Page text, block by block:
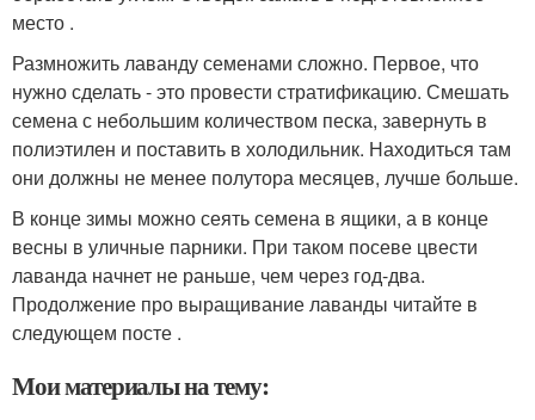
место .
Размножить лаванду семенами сложно. Первое, что
нужно сделать - это провести стратификацию. Смешать
семена с небольшим количеством песка, завернуть в
полиэтилен и поставить в холодильник. Находиться там
они должны не менее полутора месяцев, лучше больше.
В конце зимы можно сеять семена в ящики, а в конце
весны в уличные парники. При таком посеве цвести
лаванда начнет не раньше, чем через год-два.
Продолжение про выращивание лаванды читайте в
следующем посте .
Мои материалы на тему: